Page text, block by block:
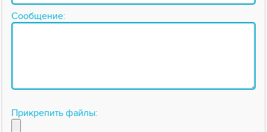
Сообщение:
Прикрепить файлы: